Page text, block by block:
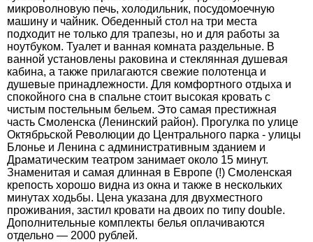
микроволновую печь, холодильник, посудомоечную
машину и чайник. Обеденный стол на три места
подходит не только для трапезы, но и для работы за
ноутбуком. Туалет и ванная комната раздельные. В
ванной установлены раковина и стеклянная душевая
кабина, а также прилагаются свежие полотенца и
душевые принадлежности. Для комфортного отдыха и
спокойного сна в спальне стоит высокая кровать с
чистым постельным бельем. Это самая престижная
часть Смоленска (Ленинский район). Прогулка по улице
Октябрьской Революции до Центрального парка - улицы
Блонье и Ленина с административным зданием и
Драматическим театром занимает около 15 минут.
Знаменитая и самая длинная в Европе (!) Смоленская
крепость хорошо видна из окна и также в нескольких
минутах ходьбы. Цена указана для двухместного
проживания, застил кровати на двоих по типу double.
Дополнительные комплекты белья оплачиваются
отдельно — 2000 рублей.